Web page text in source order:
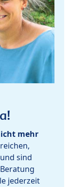
mehr
sind
jederzeit